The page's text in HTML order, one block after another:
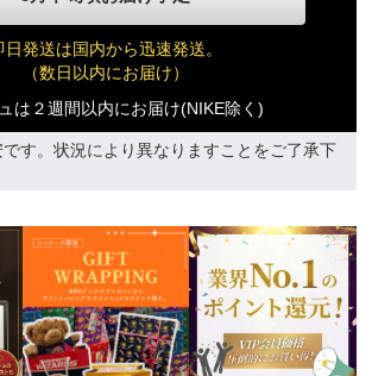
日発送は国内から迅速発送。
（数日以内にお届け）
は２週間以内にお届け(NIKE除く)
す。状況により異なりますことをご了承下